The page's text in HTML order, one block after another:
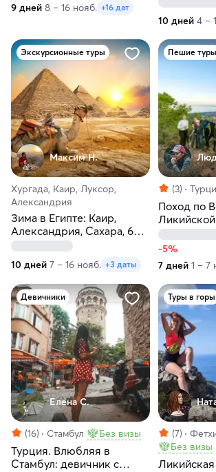
9 дней 8 – 16 нояб. +16 дат
10 дней 4 –
Экскурсионные туры
Максим H.
Хургада, Каир, Луксор,
Александрия
Зима в Египте: Каир,
Александрия, Сахара, 6
пирамид, Луксор и море!
10 дней 7 – 16 нояб. +3 даты
Пешие туры
(3)
Поход по
море, горы
Ликия
-5%
7 дней 1 – 7
Девичники
Елена С.
(16) Стамбул Без визы
Турция. Влюбляя в
Стамбул: девичник с
Туры в горы
(7)
Без визы
Ликийская